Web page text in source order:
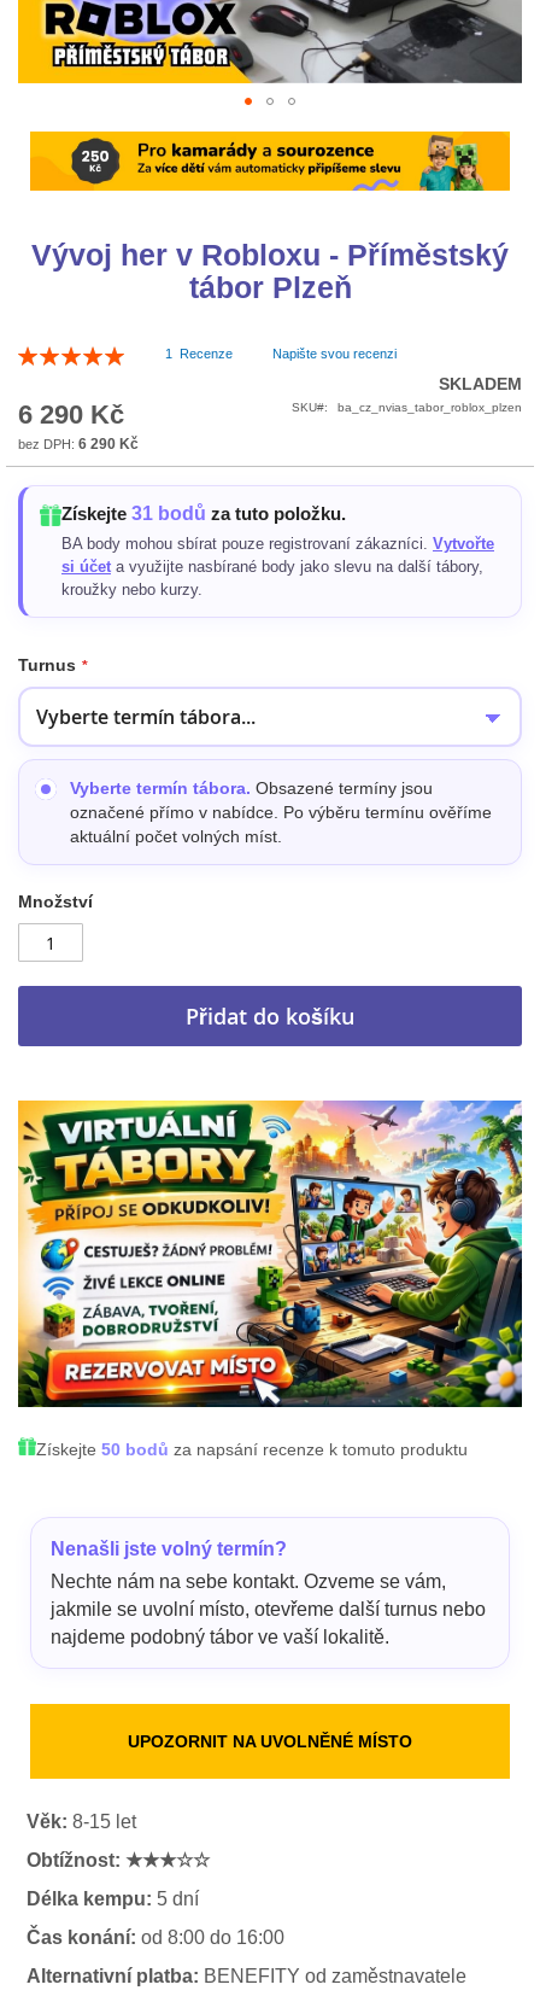
Vývoj her v Robloxu - Příměstský
tábor Plzeň
Hodnocení:
1 Recenze Napište svou recenzi
6 290 Kč
6 290 Kč
SKLADEM
SKU ba_cz_nvias_tabor_roblox_plzen
Získejte 31 bodů za tuto položku.
BA body mohou sbírat pouze registrovaní zákazníci. Vytvořte
si účet a využijte nasbírané body jako slevu na další tábory,
kroužky nebo kurzy.
Turnus
Vyberte termín tábora. Obsazené termíny jsou
označené přímo v nabídce. Po výběru termínu ověříme
aktuální počet volných míst.
Množství
Přidat do košíku
Získejte 50 bodů za napsání recenze k tomuto produktu
Nenašli jste volný termín?
Nechte nám na sebe kontakt. Ozveme se vám,
jakmile se uvolní místo, otevřeme další turnus nebo
najdeme podobný tábor ve vaší lokalitě.
UPOZORNIT NA UVOLNĚNÉ MÍSTO
Věk: 8-15 let
Obtížnost:★★★☆☆
Délka kempu: 5 dní
Čas konání:od 8:00 do 16:00
Alternativní platba: BENEFITY od zaměstnavatele
Přeskočit
začátek
obrázky